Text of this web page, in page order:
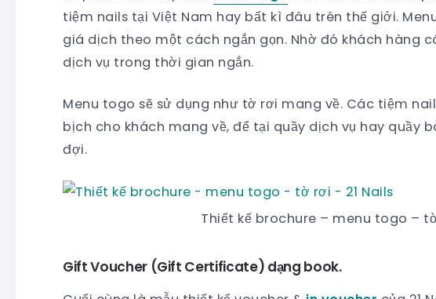
tiệm nails tại Việt Nam hay bất kì đâu trên thế giới.
giá dịch theo một cách ngắn gọn. Nhờ đó khách hàng
dịch vụ trong thời gian ngắn.
Menu togo sẽ sử dụng như tờ rơi mang về. Các tiệm
bịch cho khách mang về, để tại quầy dịch vụ hay quầy
đợi.
Thiết kế brochure – menu togo –
Gift Voucher (Gift Certificate) dạng book.